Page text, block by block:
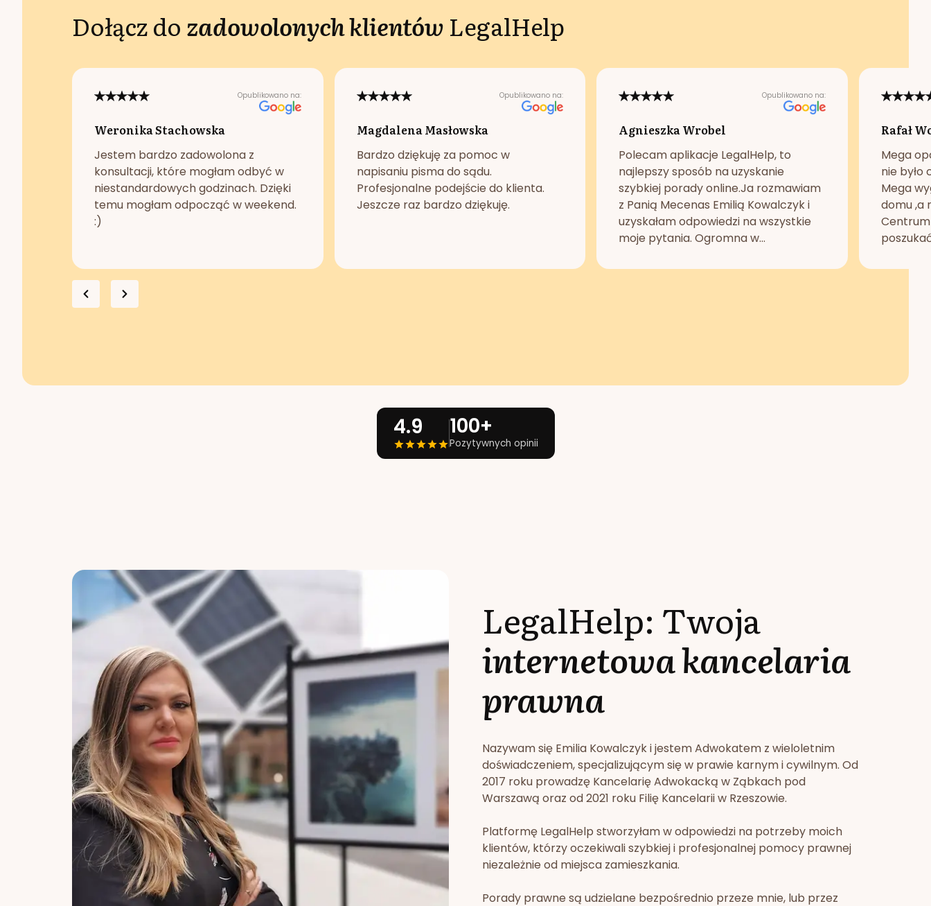
Dołącz do zadowolonych klientów LegalHelp
Opublikowano na:
Weronika Stachowska
Jestem bardzo zadowolona z
konsultacji, które mogłam odbyć w
niestandardowych godzinach. Dzięki
temu mogłam odpocząć w weekend.
:)
Opublikowano na:
Magdalena Masłowska
Bardzo dziękuję za pomoc w
napisaniu pisma do sądu.
Profesjonalne podejście do klienta.
Jeszcze raz bardzo dziękuję.
Opublikowano na:
Agnieszka Wrobel
Polecam aplikacje LegalHelp, to
najlepszy sposób na uzyskanie
szybkiej porady online.Ja rozmawiam
z Panią Mecenas Emilią Kowalczyk i
uzyskałam odpowiedzi na wszystkie
moje pytania. Ogromna w...
Rafał
Mega
nie było
Mega
domu ,a
4.9 100+
Pozytywnych opinii
LegalHelp: Twoja
internetowa kancelaria
prawna
Nazywam się Emilia Kowalczyk i jestem Adwokatem z wieloletnim
doświadczeniem, specjalizującym się w prawie karnym i cywilnym. Od
2017 roku prowadzę Kancelarię Adwokacką w Ząbkach pod
Warszawą oraz od 2021 roku Filię Kancelarii w Rzeszowie.
Platformę LegalHelp stworzyłam w odpowiedzi na potrzeby moich
klientów, którzy oczekiwali szybkiej i profesjonalnej pomocy prawnej
niezależnie od miejsca zamieszkania.
Porady prawne są udzielane bezpośrednio przeze mnie, lub przez